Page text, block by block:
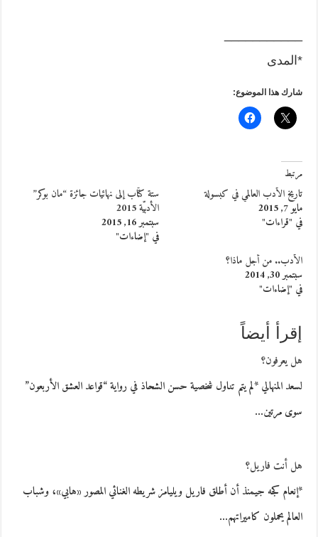
*المدى
شارك هذا الموضوع:
مرتبط
تاريخ الأدب العالمي في كبسولة
مايو 7, 2015
في "قراءات"
ستة كتّاب إلى نهائيات جائزة “مان بوكر”
الأدبيّة 2015
سبتمبر 16, 2015
في "إضاءات"
الأدب.. من أجل ماذا؟
سبتمبر 30, 2014
في "إضاءات"
إقرأ أيضاً
هل يعرفون؟
لسعد المنهالي *لم يتم تناول شخصية حسن الشحاذ في رواية “قواعد العشق الأربعون”
سوى مرتين…
هل أنت فاريل؟
*إنعام كجه جيمنذ أن أطلق فاريل ويليامز شريطه الغنائي المصور «هابي»، وشباب
العالم يحملون كاميراتهم…